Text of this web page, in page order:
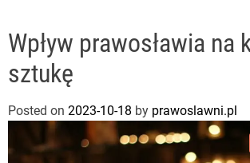
Wpływ prawosławia na
sztukę
Posted on 2023-10-18 by prawoslawni.pl